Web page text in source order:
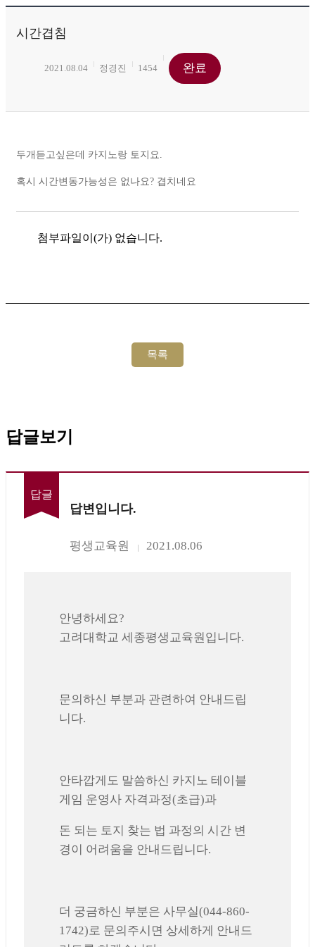
시간겹침
2021.08.04 정경진 1454 완료
두개듣고싶은데 카지노랑 토지요.
혹시 시간변동가능성은 없나요? 겹치네요
첨부파일이(가) 없습니다.
답글보기
답글
답변입니다.
평생교육원 2021.08.06
안녕하세요?
고려대학교 세종평생교육원입니다.
문의하신 부분과 관련하여 안내드립
니다.
안타깝게도 말씀하신 카지노 테이블
게임 운영사 자격과정(초급)과
돈 되는 토지 찾는 법 과정의 시간 변
경이 어려움을 안내드립니다.
더 궁금하신 부분은 사무실(044-860-
1742)로 문의주시면 상세하게 안내드